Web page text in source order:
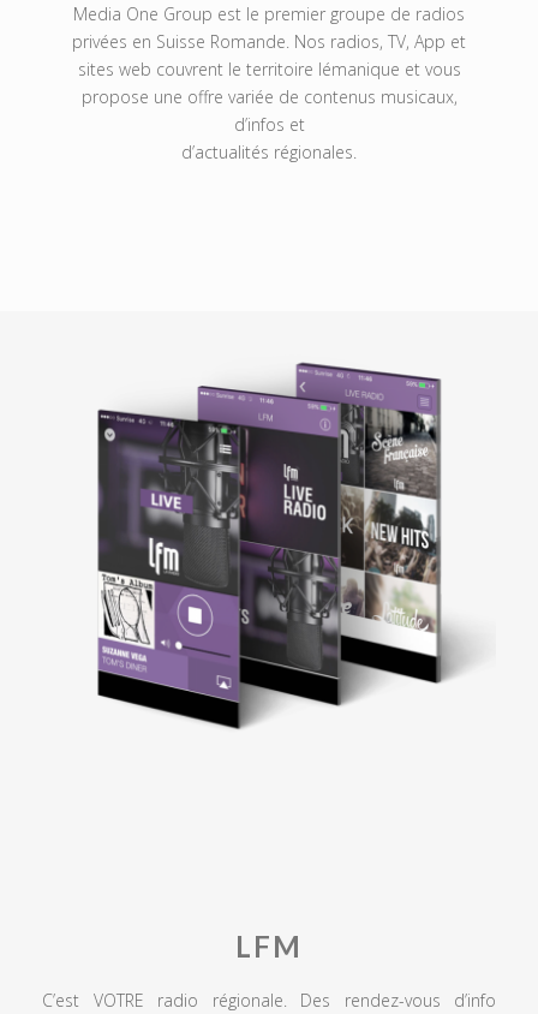
Media One Group est le premier groupe de radios
privées en Suisse Romande. Nos radios, TV, App et
sites web couvrent le territoire lémanique et vous
propose une offre variée de contenus musicaux,
d’infos et
d’actualités régionales.
LFM
C’est VOTRE radio régionale. Des rendez-vous d’info